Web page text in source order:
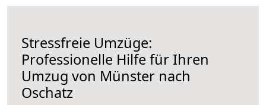
Stressfreie Umzüge:
Professionelle Hilfe für Ihren
Umzug von Münster nach
Oschatz